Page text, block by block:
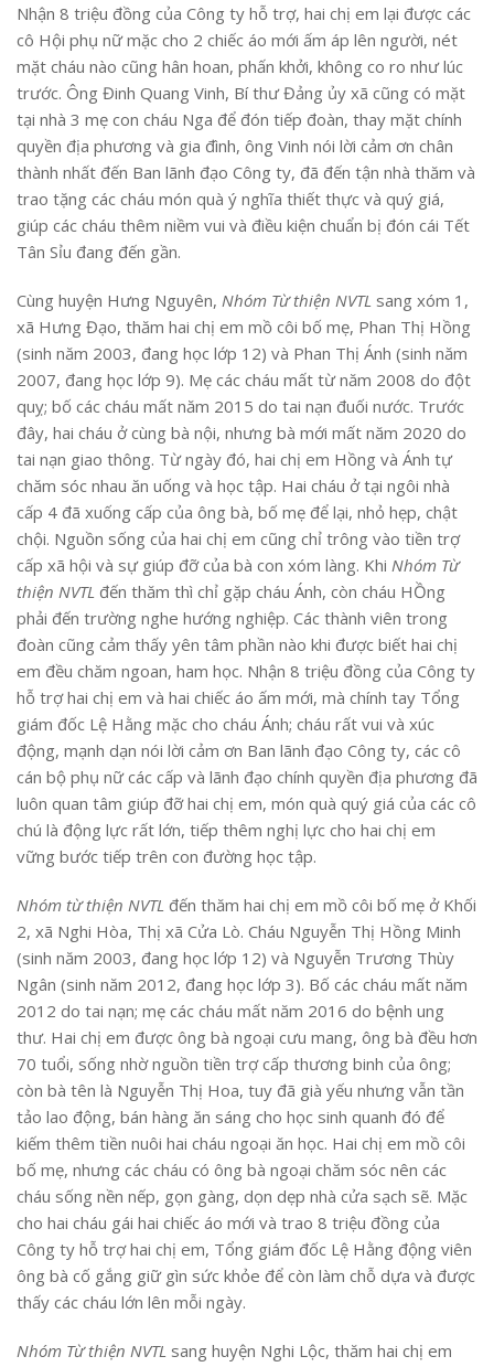
Nhận 8 triệu đồng của Công ty hỗ trợ, hai chị em lại được các
cô Hội phụ nữ mặc cho 2 chiếc áo mới ấm áp lên người, nét
mặt cháu nào cũng hân hoan, phấn khởi, không co ro như lúc
trước. Ông Đinh Quang Vinh, Bí thư Đảng ủy xã cũng có mặt
tại nhà 3 mẹ con cháu Nga để đón tiếp đoàn, thay mặt chính
quyền địa phương và gia đình, ông Vinh nói lời cảm ơn chân
thành nhất đến Ban lãnh đạo Công ty, đã đến tận nhà thăm và
trao tặng các cháu món quà ý nghĩa thiết thực và quý giá,
giúp các cháu thêm niềm vui và điều kiện chuẩn bị đón cái Tết
Tân Sỉu đang đến gần.
Cùng huyện Hưng Nguyên, Nhóm Từ thiện NVTL sang xóm 1,
xã Hưng Đạo, thăm hai chị em mồ côi bố mẹ, Phan Thị Hồng
(sinh năm 2003, đang học lớp 12) và Phan Thị Ánh (sinh năm
2007, đang học lớp 9). Mẹ các cháu mất từ năm 2008 do đột
quỵ; bố các cháu mất năm 2015 do tai nạn đuối nước. Trước
đây, hai cháu ở cùng bà nội, nhưng bà mới mất năm 2020 do
tai nạn giao thông. Từ ngày đó, hai chị em Hồng và Ánh tự
chăm sóc nhau ăn uống và học tập. Hai cháu ở tại ngôi nhà
cấp 4 đã xuống cấp của ông bà, bố mẹ để lại, nhỏ hẹp, chật
chội. Nguồn sống của hai chị em cũng chỉ trông vào tiền trợ
cấp xã hội và sự giúp đỡ của bà con xóm làng. Khi Nhóm Từ
thiện NVTL đến thăm thì chỉ gặp cháu Ánh, còn cháu HỒng
phải đến trường nghe hướng nghiệp. Các thành viên trong
đoàn cũng cảm thấy yên tâm phần nào khi được biết hai chị
em đều chăm ngoan, ham học. Nhận 8 triệu đồng của Công ty
hỗ trợ hai chị em và hai chiếc áo ấm mới, mà chính tay Tổng
giám đốc Lệ Hằng mặc cho cháu Ánh; cháu rất vui và xúc
động, mạnh dạn nói lời cảm ơn Ban lãnh đạo Công ty, các cô
cán bộ phụ nữ các cấp và lãnh đạo chính quyền địa phương đã
luôn quan tâm giúp đỡ hai chị em, món quà quý giá của các cô
chú là động lực rất lớn, tiếp thêm nghị lực cho hai chị em
vững bước tiếp trên con đường học tập.
Nhóm từ thiện NVTL đến thăm hai chị em mồ côi bố mẹ ở Khối
2, xã Nghi Hòa, Thị xã Cửa Lò. Cháu Nguyễn Thị Hồng Minh
(sinh năm 2003, đang học lớp 12) và Nguyễn Trương Thùy
Ngân (sinh năm 2012, đang học lớp 3). Bố các cháu mất năm
2012 do tai nạn; mẹ các cháu mất năm 2016 do bệnh ung
thư. Hai chị em được ông bà ngoại cưu mang, ông bà đều hơn
70 tuổi, sống nhờ nguồn tiền trợ cấp thương binh của ông;
còn bà tên là Nguyễn Thị Hoa, tuy đã già yếu nhưng vẫn tần
tảo lao động, bán hàng ăn sáng cho học sinh quanh đó để
kiếm thêm tiền nuôi hai cháu ngoại ăn học. Hai chị em mồ côi
bố mẹ, nhưng các cháu có ông bà ngoại chăm sóc nên các
cháu sống nền nếp, gọn gàng, dọn dẹp nhà cửa sạch sẽ. Mặc
cho hai cháu gái hai chiếc áo mới và trao 8 triệu đồng của
Công ty hỗ trợ hai chị em, Tổng giám đốc Lệ Hằng động viên
ông bà cố gắng giữ gìn sức khỏe để còn làm chỗ dựa và được
thấy các cháu lớn lên mỗi ngày.
Nhóm Từ thiện NVTL sang huyện Nghi Lộc, thăm hai chị em